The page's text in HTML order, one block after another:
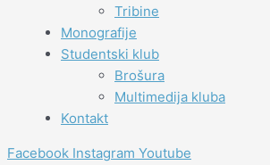
Tribine
Monografije
Studentski klub
Brošura
Multimedija kluba
Kontakt
Facebook Instagram Youtube